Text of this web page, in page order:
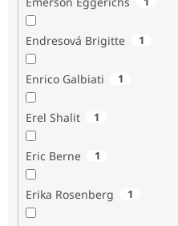
Endresová Brigitte 1
Enrico Galbiati 1
Erel Shalit 1
Eric Berne 1
Erika Rosenberg 1